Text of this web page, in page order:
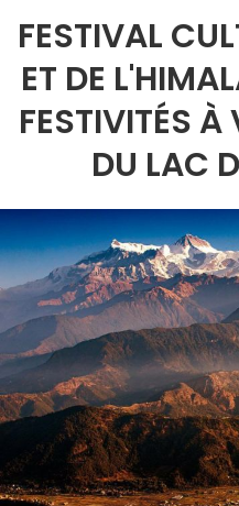
FESTIVAL
ET DE
FESTIVITÉS
DU LAC